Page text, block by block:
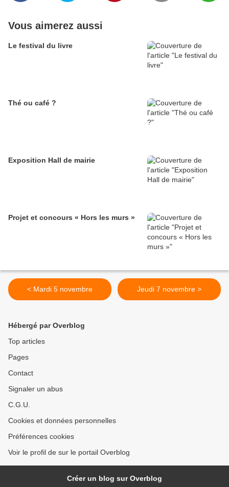
Vous aimerez aussi
Le festival du livre
Thé ou café ?
Exposition Hall de mairie
Projet et concours « Hors les murs »
< Mardi 5 novembre Jeudi 7 novembre >
Hébergé par Overblog
Top articles
Pages
Contact
Signaler un abus
C.G.U.
Cookies et données personnelles
Préférences cookies
Voir le profil de sur le portail Overblog
Créer un blog sur Overblog